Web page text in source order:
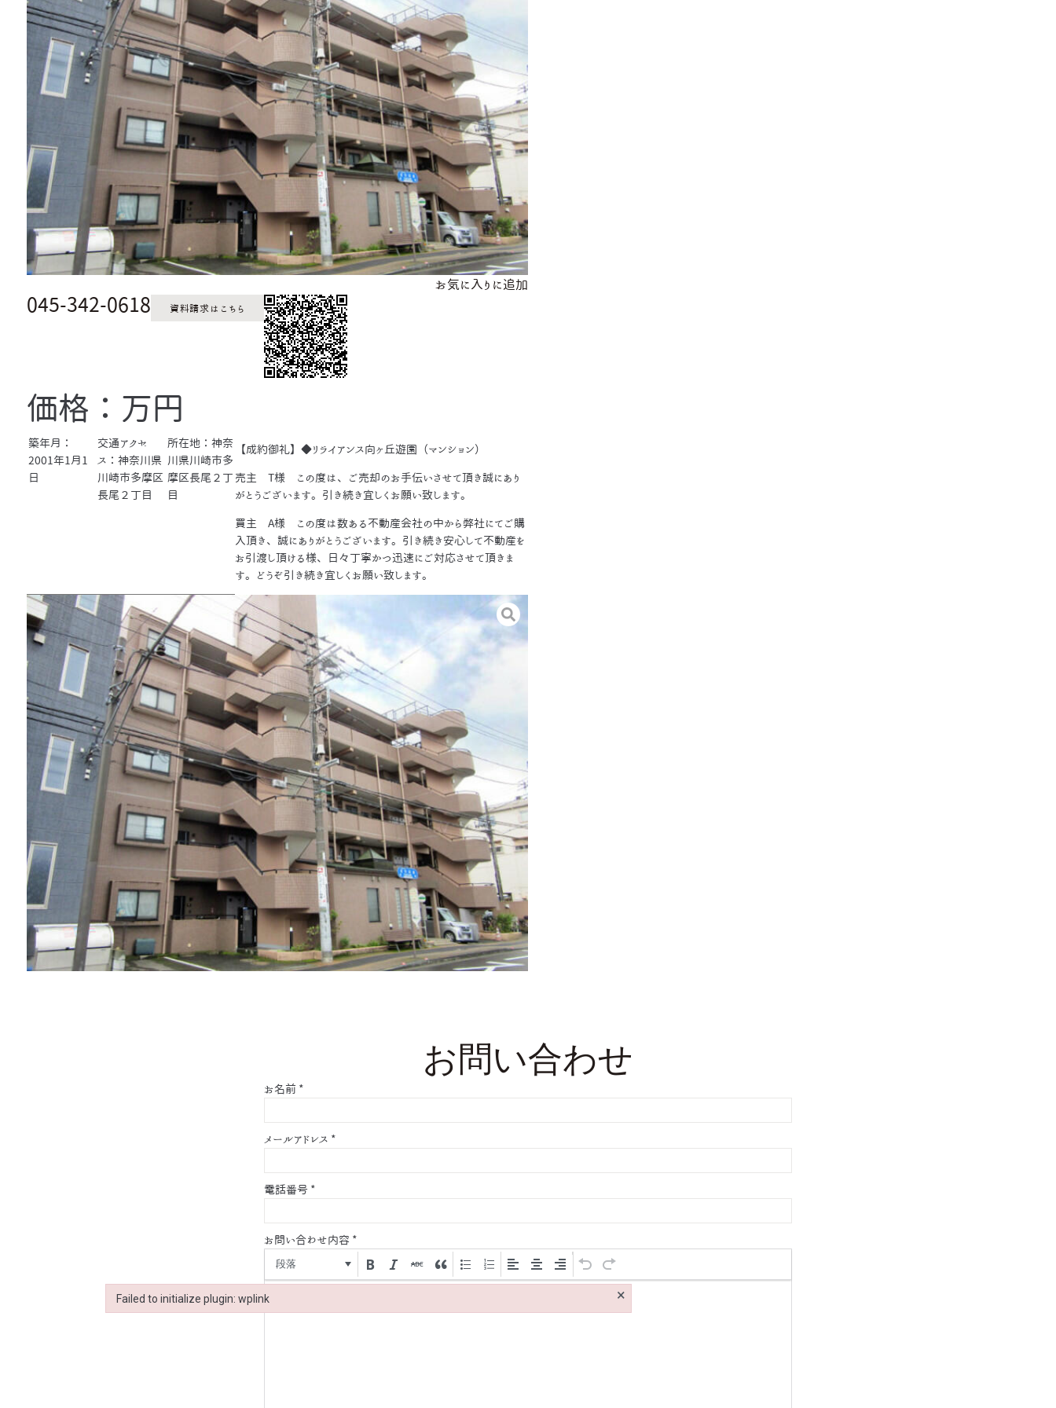
お気に入りに追加
045-342-0618 資料請求はこちら
価格：万円
築年月：
2001年1月1
日
交通アクセ
ス：神奈川県
川崎市多摩区
長尾２丁目
所在地：神奈
川県川崎市多
摩区長尾２丁
目
【成約御礼】◆リライアンス向ヶ丘遊園（マンション）
売主 T様 この度は、ご売却のお手伝いさせて頂き誠にあり
がとうございます。引き続き宜しくお願い致します。
買主 A様 この度は数ある不動産会社の中から弊社にてご購
入頂き、誠にありがとうございます。引き続き安心して不動産を
お引渡し頂ける様、日々丁寧かつ迅速にご対応させて頂きま
す。どうぞ引き続き宜しくお願い致します。
お問い合わせ
お名前 *
メールアドレス *
電話番号 *
お問い合わせ内容 *
段落
Failed to initialize plugin: wplink ×
Failed to initialize plugin: wplink